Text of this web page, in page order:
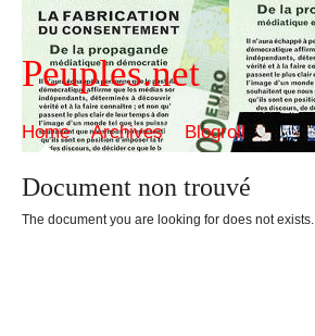
Peuples.net
Home Archives Blogroll
Document non trouvé
The document you are looking for does not exists.